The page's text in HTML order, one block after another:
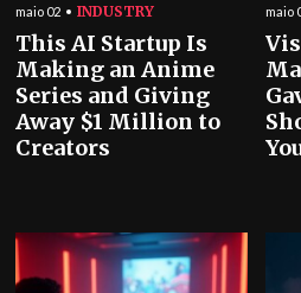
maio 02 INDUSTRY
This AI Startup Is
Making an Anime
Series and Giving
Away $1 Million to
Creators
maio